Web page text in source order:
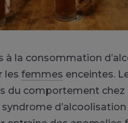
à la consommation
les femmes enceintes.
du comportement chez
syndrome